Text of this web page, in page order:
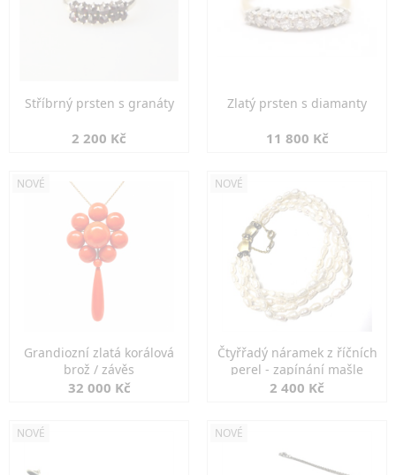
Stříbrný prsten s granáty
2 200 Kč
Zlatý prsten s diamanty
11 800 Kč
NOVÉ
Grandiozní zlatá korálová
brož / závěs
32 000 Kč
NOVÉ
Čtyřřadý náramek z říčních
perel - zapínání mašle
2 400 Kč
NOVÉ NOVÉ